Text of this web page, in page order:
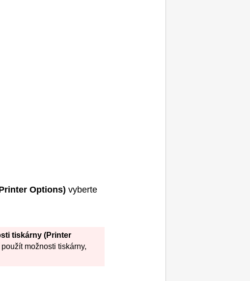
Options) vyberte
tiskárny (Printer
použít možnostitiskárny,